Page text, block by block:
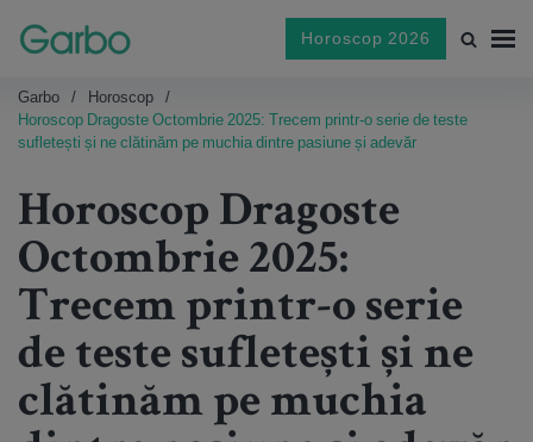
Horoscop 2026
Garbo
Horoscop
Horoscop Dragoste Octombrie 2025: Trecem printr-o serie de teste
sufletești și ne clătinăm pe muchia dintre pasiune și adevăr
Horoscop Dragoste
Octombrie 2025:
Trecem printr-o serie
de teste sufletești și ne
clătinăm pe muchia